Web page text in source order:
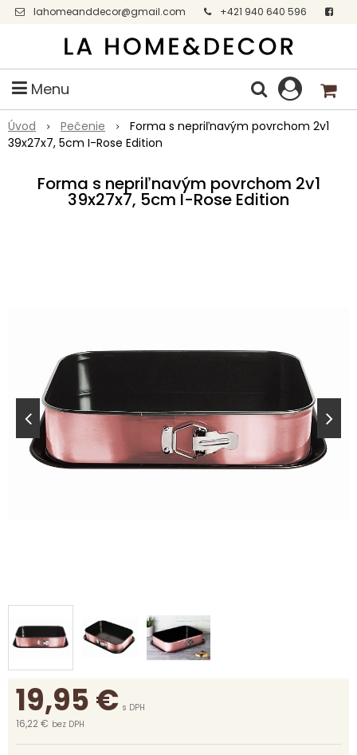
lahomeanddecor@gmail.com
+421 940 640 596
Facebook
Menu
Úvod Pečenie
Forma s nepriľnavým povrchom 2v1
39x27x7, 5cm I-Rose Edition
Forma s nepriľnavým povrchom 2v1
39x27x7, 5cm I-Rose Edition
19,95€ s DPH
16,22 € bez DPH